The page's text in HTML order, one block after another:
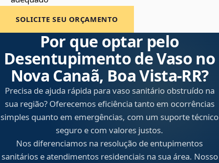
SOLICITE SEU ORÇAMENTO
Por que optar pelo
Desentupimento de Vaso no
Nova Canaã, Boa Vista‑RR?
Precisa de ajuda rápida para vaso sanitário obstruído na
sua região? Oferecemos eficiência tanto em ocorrências
simples quanto em emergências, com um suporte técnico
seguro e com valores justos.
Nos diferenciamos na resolução de entupimentos
sanitários e atendimentos residenciais na sua área. Nosso